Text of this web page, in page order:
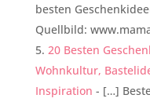
besten
Quellbild:
20 Besten
Wohnkultur,
Inspiration - […]